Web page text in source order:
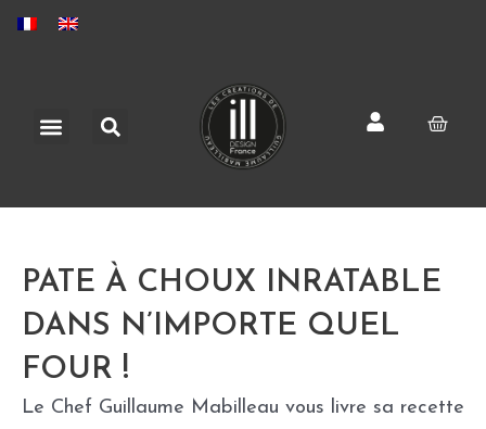
Aller
MenuRechercher
PATE À CHOUX INRATABLE
DANS N’IMPORTE QUEL
FOUR !
Le Chef Guillaume Mabilleau vous livre sa recette